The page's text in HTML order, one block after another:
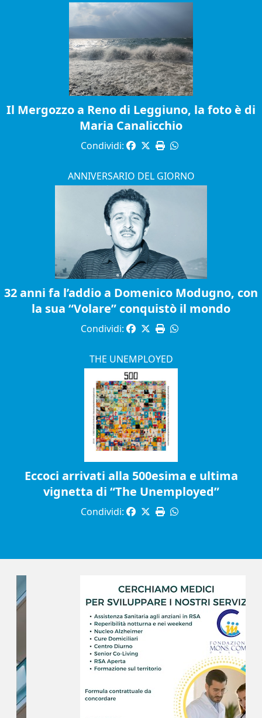
Il Mergozzo a Reno di Leggiuno, la foto è di
Maria Canalicchio
Condividi:
ANNIVERSARIO DEL GIORNO
32 anni fa l’addio a Domenico Modugno, con
la sua “Volare” conquistò il mondo
Condividi:
THE UNEMPLOYED
Eccoci arrivati alla 500esima e ultima
vignetta di “The Unemployed”
Condividi: